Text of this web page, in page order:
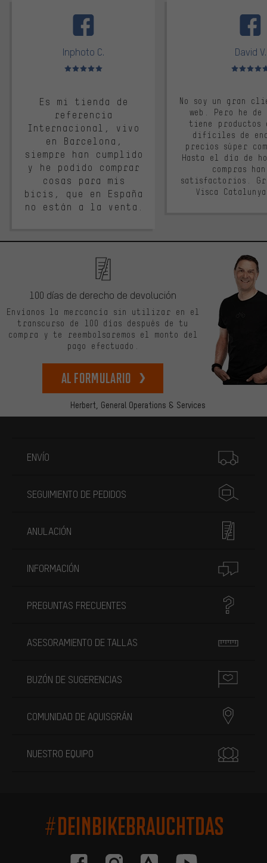
Inphoto C.
Valoración media: 5 de 5
Es mi tienda de
referencia
Internacional, vivo
en Barcelona,
siempre han cumplido
y he podido comprar
cosas para mis
bicis, que en España
no están a la venta.
David V.
Valoración
No soy un gran
web. Pero he
tiene productos
difíciles de
precios súper
Hasta el día de
compras
satisfactorios.
Visca
Herbert, General Operations & Services
100 días de derecho de devolución
Envíanos la mercancía sin utilizar en el
transcurso de 100 días después de tu
compra y te reembolsaremos el monto del
pago efectuado.
Al formulario
ENVÍO
SEGUIMIENTO DE PEDIDOS
ANULACIÓN
INFORMACIÓN
PREGUNTAS FRECUENTES
ASESORAMIENTO DE TALLAS
BUZÓN DE SUGERENCIAS
COMUNIDAD DE AQUISGRÁN
NUESTRO EQUIPO
#DEINBIKEBRAUCHTDAS